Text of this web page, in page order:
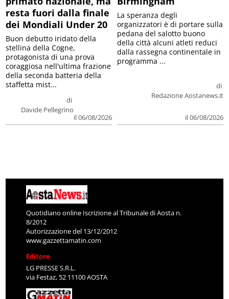
resta fuori dalla finale
dei Mondiali Under 20
di
Davide Pellegrino
il 06/08/2026
Buon debutto iridato della
stellina della Cogne,
protagonista di una prova
coraggiosa nell'ultima frazione
della seconda batteria della
staffetta mist...
di
Redazione Aostanews.it
il 06/08/2026
La speranza degli
organizzatori è di portare sulla
pedana del salotto buono
della città alcuni atleti reduci
dalla rassegna continentale in
programma ...
Quotidiano online Iscrizione al Tribunale di Aosta n.
8/2012
Autorizzazione del 13/12/2012
www.gazzettamatin.com
Editore
LG PRESSE S.R.L.
via Festaz, 52 11100 AOSTA